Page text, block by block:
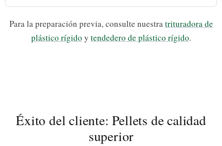
Para la preparación previa, consulte nuestratrituradora de
plástico rígido y tendedero de plástico rígido.
Éxito del cliente: Pellets de calidad
superior